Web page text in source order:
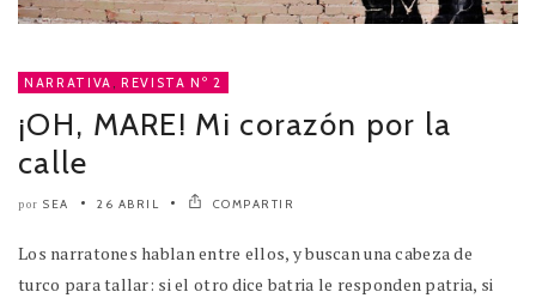
NARRATIVA ,REVISTA Nº 2
¡OH, MARE! Mi corazón por la
calle
por SEA 26 ABRIL COMPARTIR
Los narratones hablan entre ellos, y buscan una cabeza de
turco para tallar: si el otro dice batria le responden patria, si